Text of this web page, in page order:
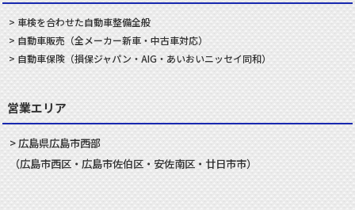
車検を合わせた自動車整備全般
自動車販売 （全メーカー新車・中古車対応）
自動車保険（損保ジャパン・AIG・あいおいニッセイ同和）
営業エリア
広島県広島市西部
（広島市西区・ 広島市佐伯区・ 安佐南区・ 廿日市市）